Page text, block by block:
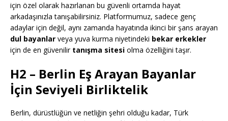
için özel olarak hazırlanan bu güvenli ortamda hayat
arkadaşınızla tanışabilirsiniz. Platformumuz, sadece genç
adaylar için değil, aynı zamanda hayatında ikinci bir şans arayan
dul bayanlar veya yuva kurma niyetindeki bekar erkekler
için de en güvenilir tanışma sitesi olma özelliğini taşır.
H2 – Berlin Eş Arayan Bayanlar
İçin Seviyeli Birliktelik
Berlin, dürüstlüğün ve netliğin şehri olduğu kadar, Türk